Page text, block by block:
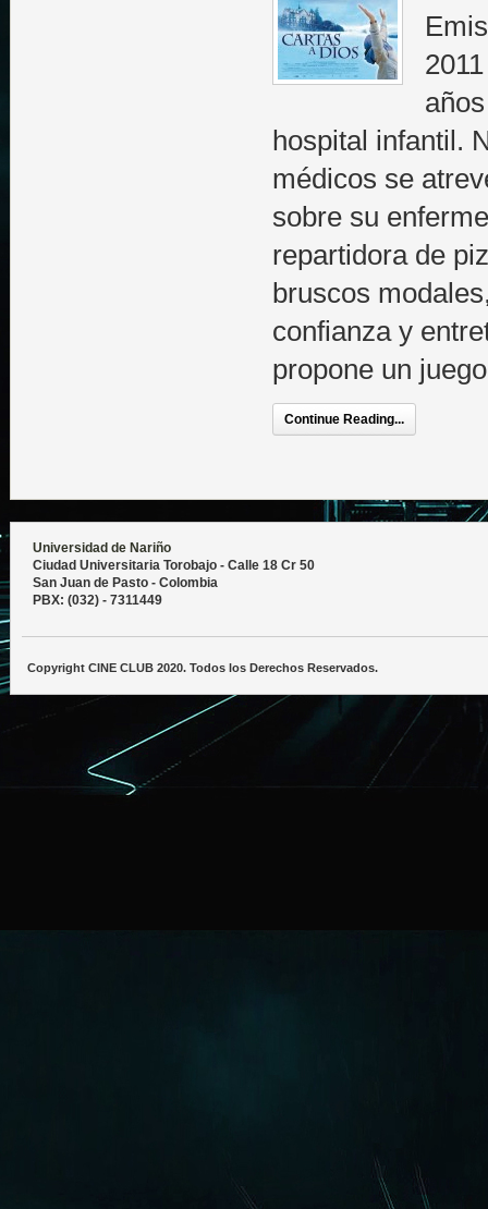
hospital infantil.
médicos se
sobre su
repartidora de
bruscos
confianza y
propone un
Continue Reading...
Universidad de Nariño
Ciudad Universitaria Torobajo - Calle 18 Cr 50
San Juan de Pasto - Colombia
PBX: (032) - 7311449
Copyright CINE CLUB 2020. Todos los Derechos Reservados.